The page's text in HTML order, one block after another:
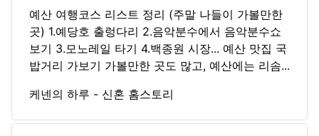
예산 여행코스 리스트 정리 (주말 나들이 가볼만한
곳) 1.예당호 출렁다리 2.음악분수에서 음악분수쇼
보기 3.모노레일 타기 4.백종원 시장... 예산 맛집 국
밥거리 가보기 가볼만한 곳도 많고, 예산에는 리솜...
케넨의 하루 - 신혼 홈스토리